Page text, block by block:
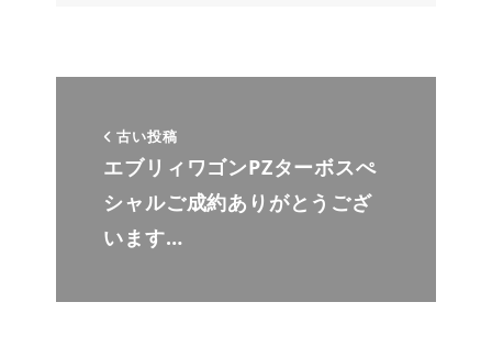
古い投稿
エブリィワゴンPZターボスぺ
シャルご成約ありがとうござ
います…